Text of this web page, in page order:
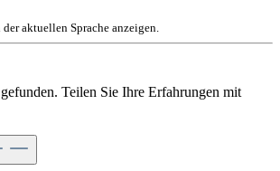
aktuellen Sprache anzeigen.
Teilen Sie Ihre Erfahrungen mit